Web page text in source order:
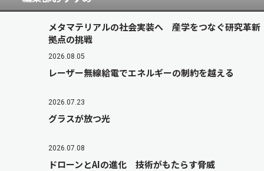
メタマテリアルの社会実装へ 産学をつなぐ研究革新
拠点の挑戦
2026.08.05
レーザー無線給電でエネルギーの制約を越える
2026.07.23
グラスが放つ光
2026.07.08
ドローンとAIの進化 技術がもたらす脅威